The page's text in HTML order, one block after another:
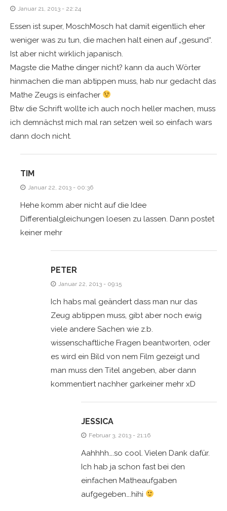
Januar 21, 2013 - 22:24
Essen ist super, MoschMosch hat damit eigentlich eher
weniger was zu tun, die machen halt einen auf „gesund“.
Ist aber nicht wirklich japanisch.
Magste die Mathe dinger nicht? kann da auch Wörter
hinmachen die man abtippen muss, hab nur gedacht das
Mathe Zeugs is einfacher
Btw die Schrift wollte ich auch noch heller machen, muss
ich demnächst mich mal ran setzen weil so einfach wars
dann doch nicht.
TIM
Januar 22, 2013 - 00:36
Hehe komm aber nicht auf die Idee
Differentialgleichungen loesen zu lassen. Dann postet
keiner mehr
PETER
Januar 22, 2013 - 09:15
Ich habs mal geändert dass man nur das
Zeug abtippen muss, gibt aber noch ewig
viele andere Sachen wie z.b.
wissenschaftliche Fragen beantworten, oder
es wird ein Bild von nem Film gezeigt und
man muss den Titel angeben, aber dann
kommentiert nachher garkeiner mehr xD
JESSICA
Februar 3, 2013 - 21:16
Aahhhh….so cool. Vielen Dank dafür.
Ich hab ja schon fast bei den
einfachen Matheaufgaben
aufgegeben….hihi